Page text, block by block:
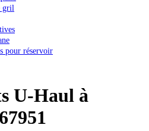
gril
pour réservoir
U-Haul à